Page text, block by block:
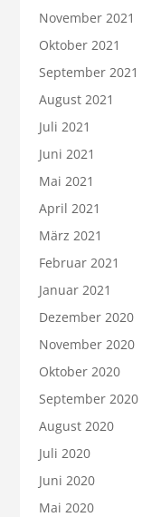
November 2021
Oktober 2021
September 2021
August 2021
Juli 2021
Juni 2021
Mai 2021
April 2021
März 2021
Februar 2021
Januar 2021
Dezember 2020
November 2020
Oktober 2020
September 2020
August 2020
Juli 2020
Juni 2020
Mai 2020